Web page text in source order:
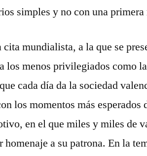
simples y no con una primera
mundialista, a la que se
los menos privilegiados como
cada día da la sociedad
los momentos más esperados
en el que miles y miles de
homenaje a su patrona. En la